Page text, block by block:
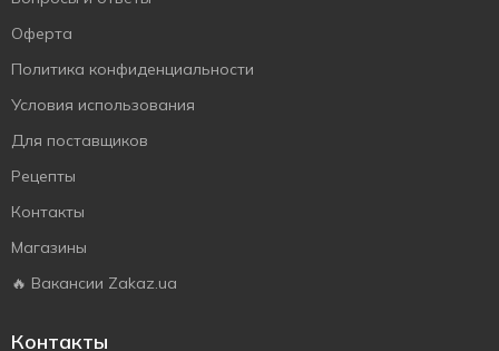
Оферта
Политика конфиденциальности
Условия использования
Для поставщиков
Рецепты
Контакты
Магазины
🔥 Вакансии Zakaz.ua
Контакты